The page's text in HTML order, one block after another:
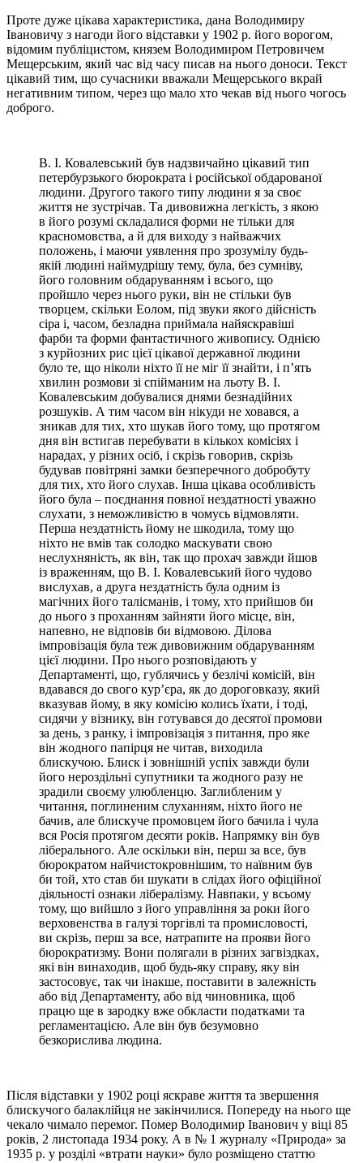
Проте дуже цікава характеристика, дана Володимиру
Івановичу з нагоди його відставки у 1902 р. його ворогом,
відомим публіцистом, князем Володимиром Петровичем
Мещерським, який час від часу писав на нього доноси. Текст
цікавий тим, що сучасники вважали Мещерського вкрай
негативним типом, через що мало хто чекав від нього чогось
доброго.
В. І. Ковалевський був надзвичайно цікавий тип
петербурзького бюрократа і російської обдарованої
людини. Другого такого типу людини я за своє
життя не зустрічав. Та дивовижна легкість, з якою
в його розумі складалися форми не тільки для
красномовства, а й для виходу з найважчих
положень, і маючи уявлення про зрозумілу будь-
якій людині наймудрішу тему, була, без сумніву,
його головним обдаруванням і всього, що
пройшло через нього руки, він не стільки був
творцем, скільки Еолом, під звуки якого дійсність
сіра і, часом, безладна приймала найяскравіші
фарби та форми фантастичного живопису. Однією
з курйозних рис цієї цікавої державної людини
було те, що ніколи ніхто її не міг її знайти, і п’ять
хвилин розмови зі спійманим на льоту В. І.
Ковалевським добувалися днями безнадійних
розшуків. А тим часом він нікуди не ховався, а
зникав для тих, хто шукав його тому, що протягом
дня він встигав перебувати в кількох комісіях і
нарадах, у різних осіб, і скрізь говорив, скрізь
будував повітряні замки безперечного добробуту
для тих, хто його слухав. Інша цікава особливість
його була – поєднання повної нездатності уважно
слухати, з неможливістю в чомусь відмовляти.
Перша нездатність йому не шкодила, тому що
ніхто не вмів так солодко маскувати свою
неслухняність, як він, так що прохач завжди йшов
із враженням, що В. І. Ковалевський його чудово
вислухав, а друга нездатність була одним із
магічних його талісманів, і тому, хто прийшов би
до нього з проханням зайняти його місце, він,
напевно, не відповів би відмовою. Ділова
імпровізація була теж дивовижним обдаруванням
цієї людини. Про нього розповідають у
Департаменті, що, гублячись у безлічі комісій, він
вдавався до свого кур’єра, як до дороговказу, який
вказував йому, в яку комісію колись їхати, і тоді,
сидячи у візнику, він готувався до десятої промови
за день, з ранку, і імпровізація з питання, про яке
він жодного папірця не читав, виходила
блискучою. Блиск і зовнішній успіх завжди були
його нероздільні супутники та жодного разу не
зрадили своєму улюбленцю. Заглибленим у
читання, поглиненим слуханням, ніхто його не
бачив, але блискуче промовцем його бачила і чула
вся Росія протягом десяти років. Напрямку він був
ліберального. Але оскільки він, перш за все, був
бюрократом найчистокровнішим, то наївним був
би той, хто став би шукати в слідах його офіційної
діяльності ознаки лібералізму. Навпаки, у всьому
тому, що вийшло з його управління за роки його
верховенства в галузі торгівлі та промисловості,
ви скрізь, перш за все, натрапите на прояви його
бюрократизму. Вони полягали в різних загвіздках,
які він винаходив, щоб будь-яку справу, яку він
застосовує, так чи інакше, поставити в залежність
або від Департаменту, або від чиновника, щоб
працю ще в зародку вже обкласти податками та
регламентацією. Але він був безумовно
безкорислива людина.
Після відставки у 1902 році яскраве життя та звершення
блискучого балаклійця не закінчилися. Попереду на нього ще
чекало чимало перемог. Помер Володимир Іванович у віці 85
років, 2 листопада 1934 року. А в № 1 журналу «Природа» за
1935 р. у розділі «втрати науки» було розміщено статтю